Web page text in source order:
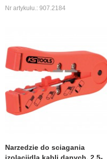
Nr artykułu.: 907.2184
Narzedzie do sciagania